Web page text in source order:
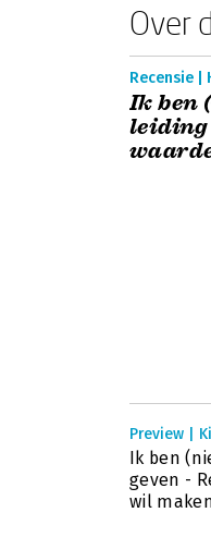
Over
Recensie |
Ik ben
leiding
Preview |
Ik ben
geven -
wil